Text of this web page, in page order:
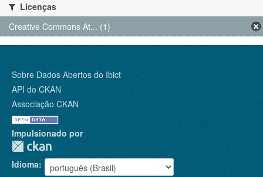
Licenças
Creative Commons At... (1)
Sobre Dados Abertos do Ibict
API do CKAN
Associação CKAN
Impulsionado por
Idioma